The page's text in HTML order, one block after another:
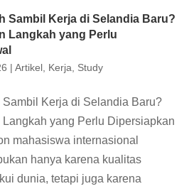
Sambil Kerja di Selandia Baru?
Langkah yang Perlu
|Artikel Kerja Study
Kerja di Selandia Baru?
yang Perlu Dipersiapkan
mahasiswa internasional
hanya karena kualitas
dunia, tetapi juga karena